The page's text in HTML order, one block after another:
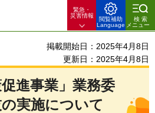
緊急・
災害情報
閲覧補助
Language
検索
メニュー
掲載開始日：2025年4月8日
更新日：2025年4月8日
促進事業」業務委
実施について